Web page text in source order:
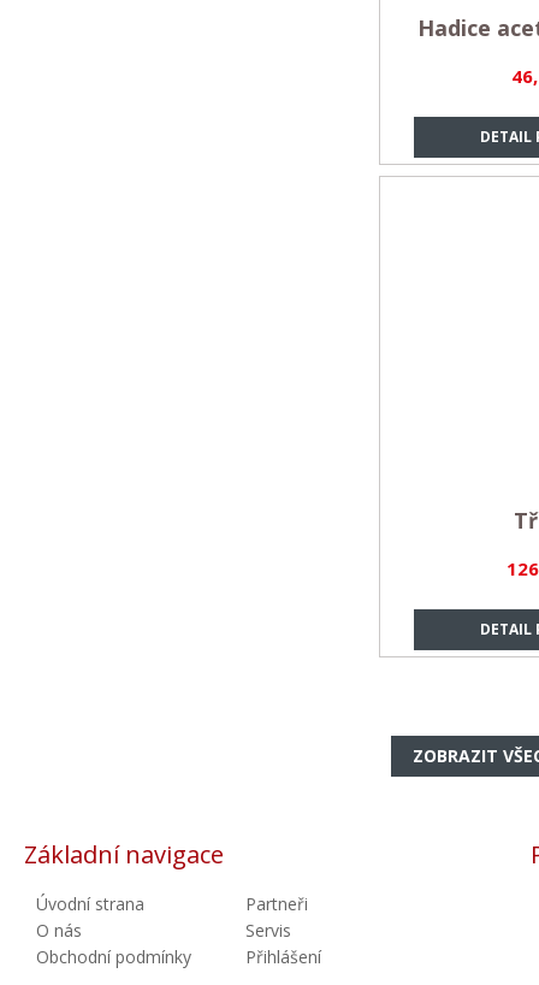
DETAIL
Hadice
DETAIL
ZOBRAZIT
Základní navigace
Úvodní strana
O nás
Obchodní podmínky
Partneři
Servis
Přihlášení